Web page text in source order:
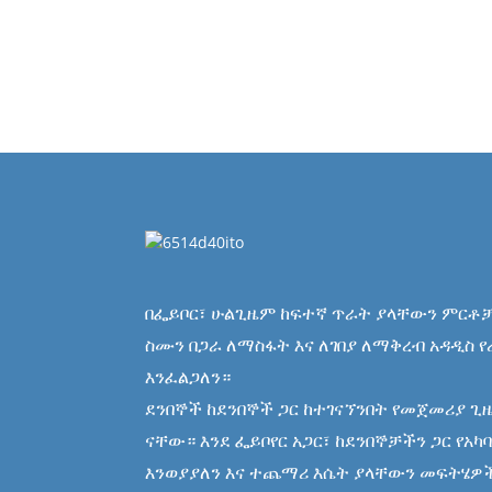
በፌይቦር፣ ሁልጊዜም ከፍተኛ ጥራት ያላቸውን
ስሙን በጋራ ለማስፋት እና ለገበያ ለማቅረብ አዳዲስ
እንፈልጋለን።
ደንበኞች ከደንበኞች ጋር ከተገናኘንበት የመጀመሪያ
ናቸው። እንደ ፌይቦየር አጋር፣ ከደንበኞቻችን ጋር
እንወያያለን እና ተጨማሪ እሴት ያላቸውን